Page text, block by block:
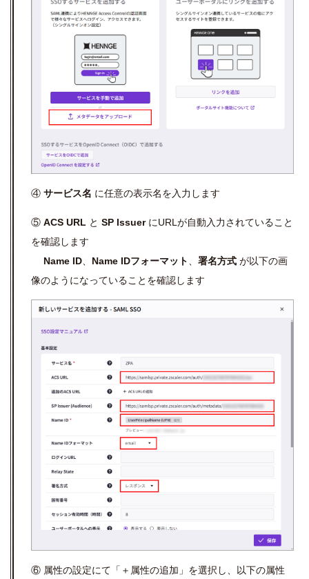
④ サービス名 に任意の表示名を入力します
⑤ ACS URL と SP IssuerにURLが自動入力されていること
を確認します
Name ID
Name IDフォーマット 署名方式 が以下の画
像のようになっていることを確認します
⑥ 属性の設定にて「＋属性の追加」を選択し、以下の属性